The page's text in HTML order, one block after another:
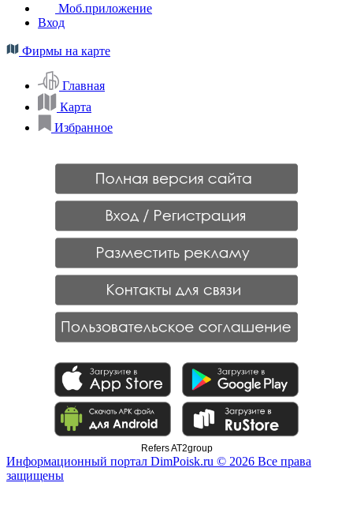
Моб.приложение
Вход
Фирмы на карте
Главная
Карта
Избранное
Refers AT2group
Информационный портал DimPoisk.ru © 2026 Все права
защищены